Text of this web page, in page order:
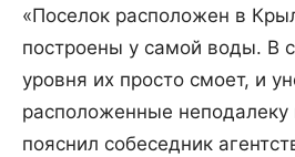
«Поселок расположен в
построены у самой воды. В
уровня их просто смоет, и
расположенные
пояснил собеседник